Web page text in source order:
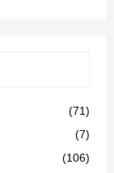
(71)
(7)
(106)